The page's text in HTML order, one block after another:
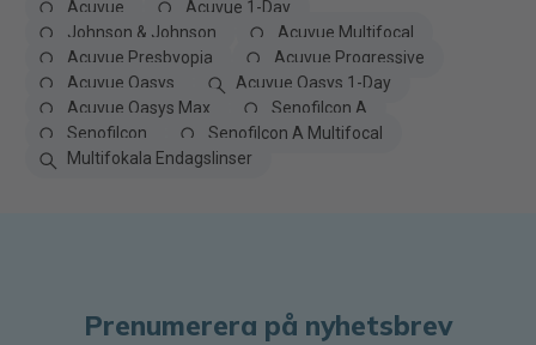
Acuvue
Acuvue 1-Day
Johnson & Johnson
Acuvue Multifocal
Acuvue Presbyopia
Acuvue Progressive
Acuvue Oasys
Acuvue Oasys 1-Day
Acuvue Oasys Max
Senofilcon A
Senofilcon
Senofilcon A Multifocal
Multifokala Endagslinser
Prenumerera på nyhetsbrev